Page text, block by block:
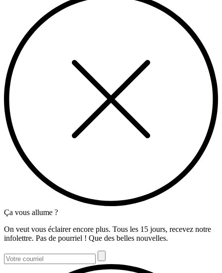
Ça vous allume ?
On veut vous éclairer encore plus. Tous les 15 jours, recevez notre
infolettre. Pas de pourriel ! Que des belles nouvelles.